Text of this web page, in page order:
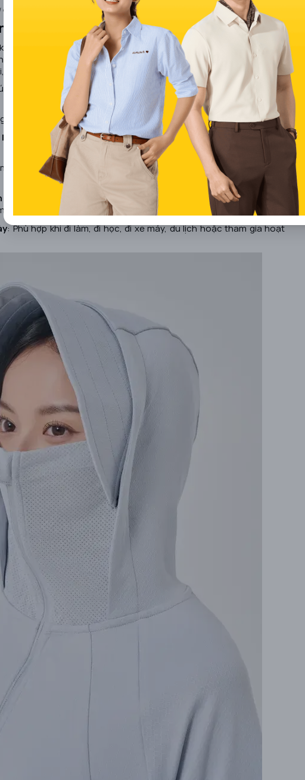
chống tia UV?
đi ngoài trời vì đây là lớp bảo vệ trực tiếp giúp hạn chế tia UVA và
sạm nám, lão hóa da sớm và làm tăng nguy cơ tổn thương da
thể:
che phủ các vùng dễ bắt nắng như cổ, vai, cánh tay, lưng và bàn
nguy cơ cháy nắng, sạm da, nám và lão hóa da do ánh nắng.
ngoài trời: Không cần thoa lại liên tục như kem chống nắng ở
áo chống nắng hiện nay có chất liệu thoáng khí, thấm hút mồ
nắng : Áo chống nắng bảo vệ vùng được che phủ, còn kem
cổ, chân.
: Phù hợp khi đi làm, đi học, đi xe máy, du lịch hoặc tham gia hoạt